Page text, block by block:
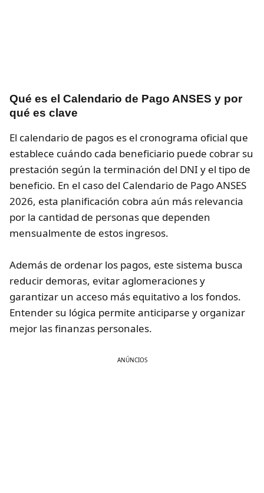
Qué es el Calendario de Pago ANSES y por
qué es clave
El calendario de pagos es el cronograma oficial que
establece cuándo cada beneficiario puede cobrar su
prestación según la terminación del DNI y el tipo de
beneficio. En el caso del Calendario de Pago ANSES
2026, esta planificación cobra aún más relevancia
por la cantidad de personas que dependen
mensualmente de estos ingresos.
Además de ordenar los pagos, este sistema busca
reducir demoras, evitar aglomeraciones y
garantizar un acceso más equitativo a los fondos.
Entender su lógica permite anticiparse y organizar
mejor las finanzas personales.
ANÚNCIOS